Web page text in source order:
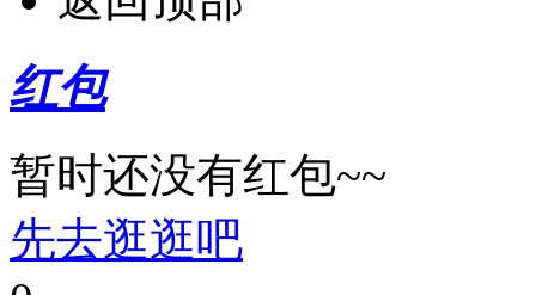
红包
暂时还没有红包~~
先去逛逛吧